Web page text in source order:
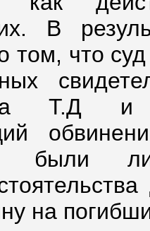
В
том, что
Т.Д и
были
на